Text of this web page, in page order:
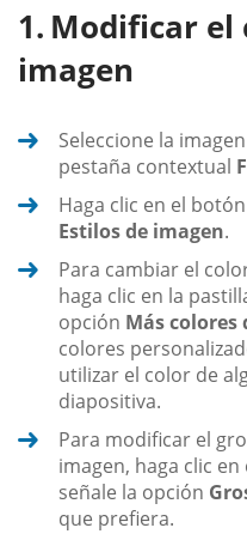
Modificar el
imagen
Seleccione la
pestaña contextual
Haga clic en el botón
Estilos de imagen.
Para cambiar el
haga clic en la
opción Más
colores
utilizar el color de
diapositiva.
Para modificar el
imagen, haga clic
señale la opción
que prefiera.